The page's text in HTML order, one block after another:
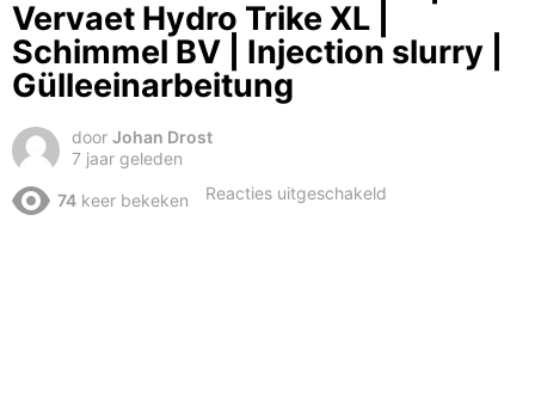
Vervaet Hydro Trike XL |
Schimmel BV | Injection slurry |
Gülleeinarbeitung
door Johan Drost
7 jaar geleden
74 keer bekeken Reacties uitgeschakeld